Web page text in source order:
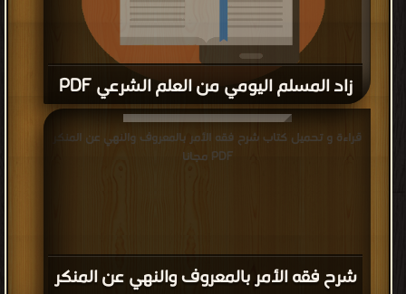
زاد المسلم اليومي من العلم الشرعي PDF
مجانا
شرح فقه الأمر بالمعروف والنهي عن المنكر
قراءة و تحميل كتاب شرح فقه الأمر بالمعروف والنهي عن المنكر
PDF مجانا